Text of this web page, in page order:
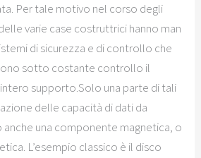
Per tale motivo nel corso degli
varie case costruttrici hanno man
di sicurezza e di controllo che
sotto costante controllo il
supporto.Solo una parte di tali
delle capacità di dati da
una componente magnetica, o
L’esempio classico è il disco